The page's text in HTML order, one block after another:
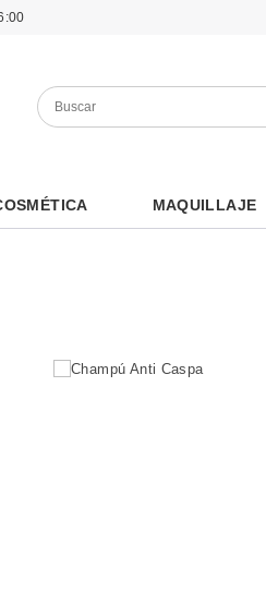
MAQUILLAJE